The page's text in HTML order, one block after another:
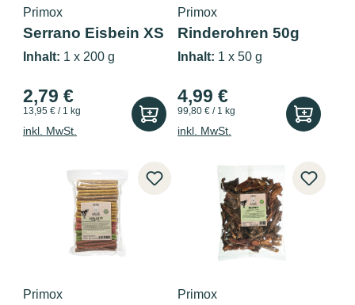
Primox
Serrano Eisbein XS
200g
Inhalt: 1 x 200 g
2,79 €
13,95 € / 1 kg
inkl. MwSt.
Primox
Rinderohren 50g
Inhalt: 1 x 50 g
4,99 €
99,80 € / 1 kg
inkl. MwSt.
Primox Primox